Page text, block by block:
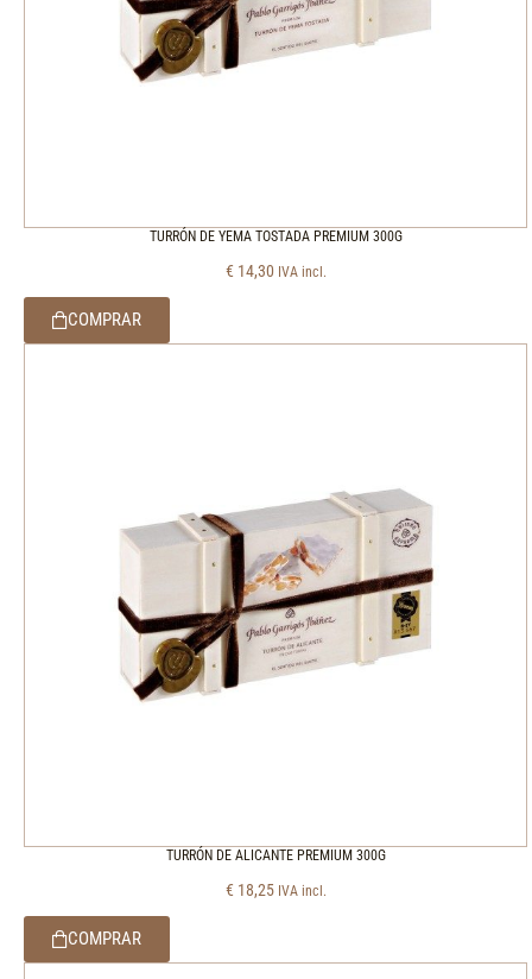
TURRÓN DE YEMA TOSTADA PREMIUM 300G
€ 14,30 IVA incl.
COMPRAR
TURRÓN DE ALICANTE PREMIUM 300G
€ 18,25 IVA incl.
COMPRAR